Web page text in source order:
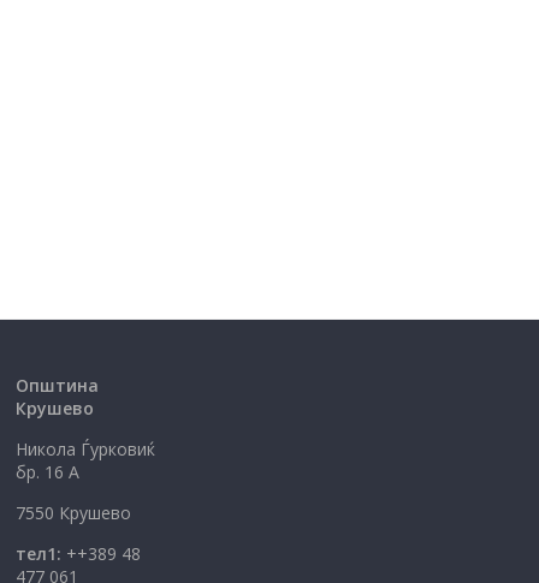
Општина
Крушево
Никола Ѓурковиќ
бр. 16 А
7550 Крушево
тел1: ++389 48
477 061